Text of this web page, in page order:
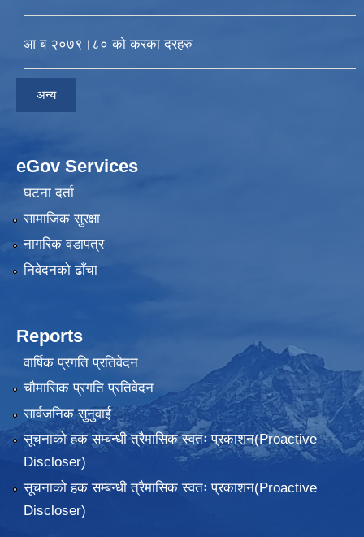
आ ब २०७९।८० को करका दरहरु
अन्य
eGov Services
घटना दर्ता
सामाजिक सुरक्षा
नागरिक वडापत्र
निवेदनकाे ढाँचा
Reports
वार्षिक प्रगति प्रतिवेदन
चौमासिक प्रगति प्रतिवेदन
सार्वजनिक सुनुवाई
सूचनाको हक सम्बन्धी त्रैमासिक स्वतः प्रकाशन(Proactive
Discloser)
सूचनाको हक सम्बन्धी त्रैमासिक स्वतः प्रकाशन(Proactive
Discloser)